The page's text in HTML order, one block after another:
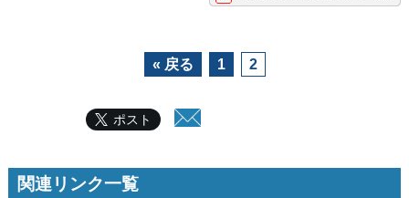
« 戻る 1 2
ポスト
関連リンク一覧